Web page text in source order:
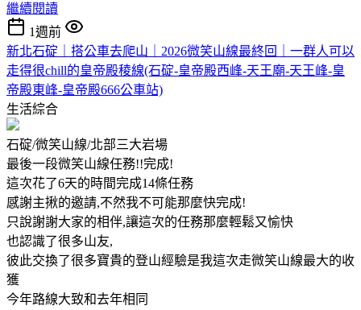
繼續閱讀
1週前
新北石碇｜搭公車去爬山｜2026微笑山線最終回｜一群人可以
走得很chill的皇帝殿稜線(石碇-皇帝殿西峰-天王廟-天王峰-皇
帝殿東峰-皇帝殿666公車站)
生活綜合
石碇/微笑山線/北部三大岩場
最後一段微笑山線任務!!完成!
這次花了6天的時間完成14條任務
感謝主揪的邀請,不然我不可能那麼快完成!
只說謝謝大家的相伴,讓這次的任務那麼輕鬆又愉快
也認識了很多山友,
彼此交換了很多寶貴的登山經驗是我這次走微笑山線最大的收
獲
今年路線大致和去年相同